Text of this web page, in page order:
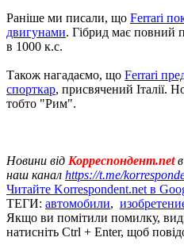
Раніше ми писали, що Ferrari
двигунами. Гібрид має повний
в 1000 к.с.
Також нагадаємо, що Ferrari
спорткар, присвячений Італії.
тобто "Рим".
Новини від Корреспондент.net
наш канал https://t.me/
Читайте Korrespondent.net в
ТЕГИ: автомобили,
Якщо ви помітили помилку,
натисніть Ctrl + Enter, щоб